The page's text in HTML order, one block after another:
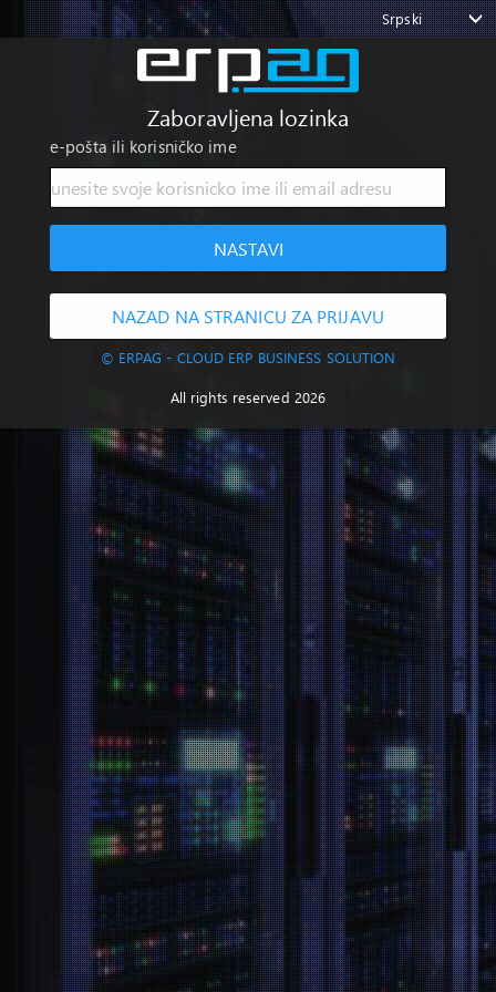
Srpski
Zaboravljena lozinka
e-pošta ili korisničko ime
NASTAVI
NAZAD NA STRANICU ZA PRIJAVU
© ERPAG - CLOUD ERP BUSINESS SOLUTION
All rights reserved 2026